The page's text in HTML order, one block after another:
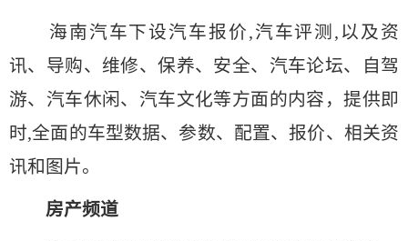
海南汽车下设汽车报价,汽车评测,以及资
讯、导购、维修、保养、安全、汽车论坛、自驾
游、汽车休闲、汽车文化等方面的内容，提供即
时,全面的车型数据、参数、配置、报价、相关资
讯和图片。
房产频道